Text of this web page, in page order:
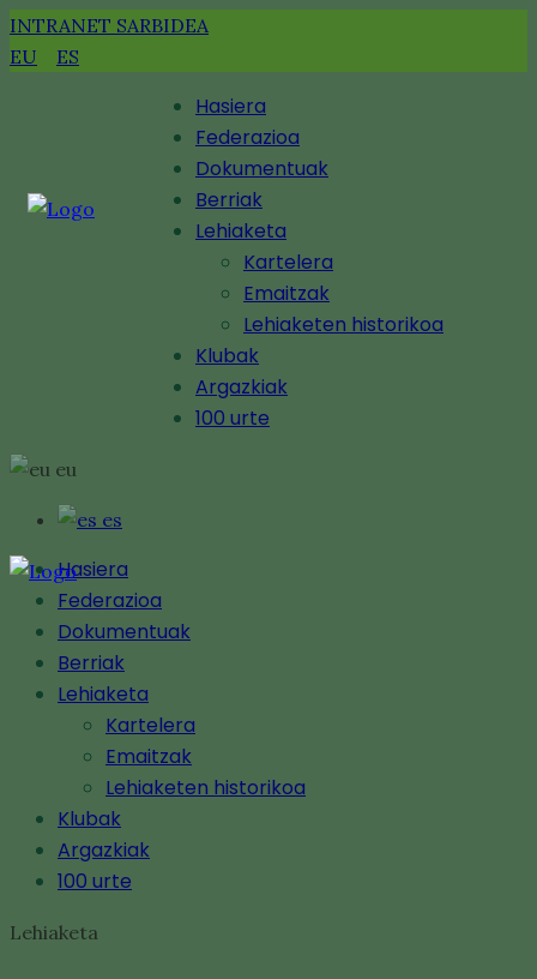
INTRANET SARBIDEA
EU
ES
Hasiera
Federazioa
Dokumentuak
Berriak
Lehiaketa
Kartelera
Emaitzak
Lehiaketen historikoa
Klubak
Argazkiak
100 urte
eu
es
Hasiera
Federazioa
Dokumentuak
Berriak
Lehiaketa
Kartelera
Emaitzak
Lehiaketen historikoa
Klubak
Argazkiak
100 urte
Lehiaketa